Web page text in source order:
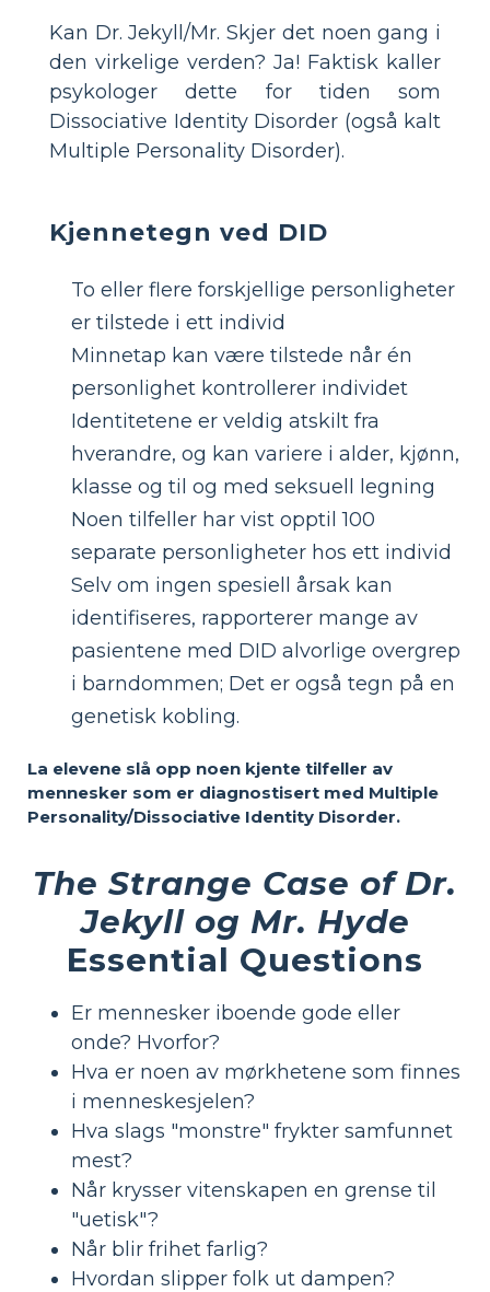
Kan Dr. Jekyll/Mr. Skjer det noen gang i
den virkelige verden? Ja! Faktisk kaller
psykologer dette for tiden som
Dissociative Identity Disorder (også kalt
Multiple Personality Disorder).
Kjennetegn ved DID
To eller flere forskjellige personligheter
er tilstede i ett individ
Minnetap kan være tilstede når én
personlighet kontrollerer individet
Identitetene er veldig atskilt fra
hverandre, og kan variere i alder, kjønn,
klasse og til og med seksuell legning
Noen tilfeller har vist opptil 100
separate personligheter hos ett individ
Selv om ingen spesiell årsak kan
identifiseres, rapporterer mange av
pasientene med DID alvorlige overgrep
i barndommen; Det er også tegn på en
genetisk kobling.
La elevene slå opp noen kjente tilfeller av
mennesker som er diagnostisert med Multiple
Personality/Dissociative Identity Disorder.
The Strange Case of Dr.
Jekyll og Mr. Hyde
Essential Questions
Er mennesker iboende gode eller
onde? Hvorfor?
Hva er noen av mørkhetene som finnes
i menneskesjelen?
Hva slags "monstre" frykter samfunnet
mest?
Når krysser vitenskapen en grense til
"uetisk"?
Når blir frihet farlig?
Hvordan slipper folk ut dampen?